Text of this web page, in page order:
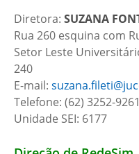
Diretora: SUZANA
Rua 260 esquina com
Setor Leste
240
E-mail:
Telefone: (62) 3252-9261
Unidade SEI: 6177